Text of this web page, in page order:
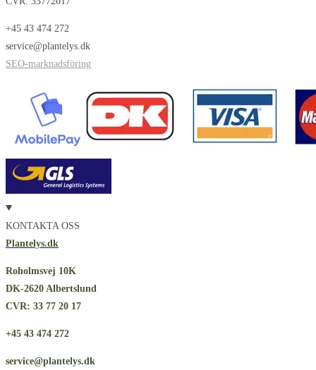
+45 43 474 272
service@plantelys.dk
SEO-marknadsföring
KONTAKTA OSS
Plantelys.dk
Roholmsvej 10K
DK-2620 Albertslund
CVR: 33 77 20 17
+45 43 474 272
service@plantelys.dk